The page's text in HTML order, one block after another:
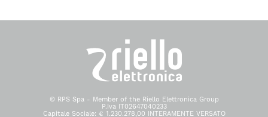
© RPS Spa - Member of the Riello Elettronica Group
P.Iva IT02647040233
Capitale Sociale: € 1.230.278,00 INTERAMENTE VERSATO